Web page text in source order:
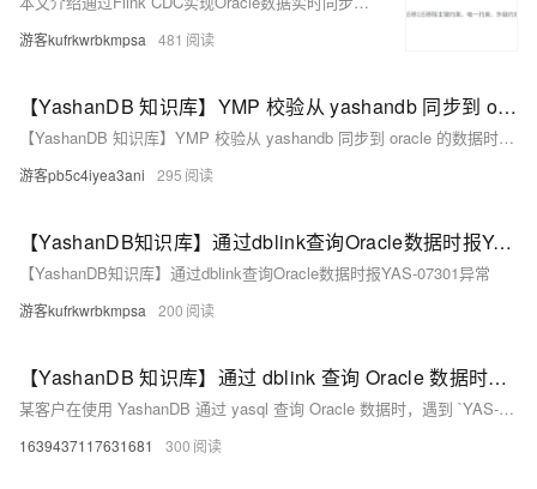
游客kufrkwrbkmpsa 481
【YashanDB 知识库】YMP 校验从 yashandb 同步到 oracle 的数据时，字段 timestamp(0) 出现不一致
【YashanDB 知识库】YMP 校验从 yashandb 同步到 oracle 的数据时，字段 timestamp(0) 出现不一致
游客pb5c4iyea3ani 295
【YashanDB知识库】通过dblink查询Oracle数据时报YAS-07301异常
【YashanDB知识库】通过dblink查询Oracle数据时报YAS-07301异常
游客kufrkwrbkmpsa 200
【YashanDB 知识库】通过 dblink 查询 Oracle 数据时报 YAS-07301 异常
某客户在使用 YashanDB 通过 yasql 查询 Oracle 数据时，遇到 `YAS-07301 external module timeout` 异常，导致 dblink 功能无法正常使用，影响所有版本。问题源于操作系统资源紧张，无法 fork 新子进程。解决方法包括释放内存、停掉不必要的进程或增大进程数上限。分析发现异常原因为系统调用 fork() 失败。经验总结：优化日志记录，提供更多异常信息。
1639437117631681 300